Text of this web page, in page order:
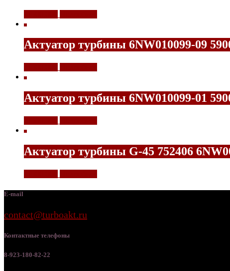
Актуатор турбины 6NW010099-09
Актуатор турбины 6NW010099-01
Актуатор турбины G-45 752406
E-mail
contact@turboakt.ru
Контактные телефоны
8-923-180-82-22